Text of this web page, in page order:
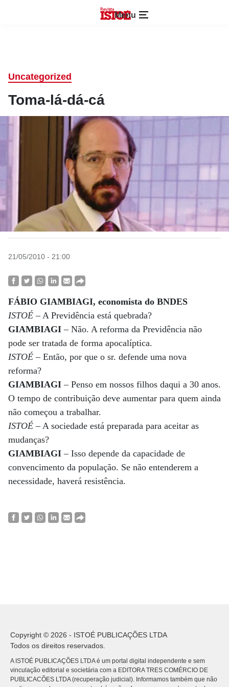
Menu
Uncategorized
Toma-lá-dá-cá
21/05/2010 - 21:00
FÁBIO GIAMBIAGI, economista do BNDES
ISTOÉ– A Previdência está quebrada?
GIAMBIAGI– Não. A reforma da Previdência não
pode ser tratada de forma apocalíptica.
ISTOÉ– Então, por que o sr. defende uma nova
reforma?
GIAMBIAGI– Penso em nossos filhos daqui a 30 anos.
O tempo de contribuição deve aumentar para quem ainda
não começou a trabalhar.
ISTOÉ– A sociedade está preparada para aceitar as
mudanças?
GIAMBIAGI– Isso depende da capacidade de
convencimento da população. Se não entenderem a
necessidade, haverá resistência.
Copyright © 2026 - ISTOÉ PUBLICAÇÕES LTDA
Todos os direitos reservados.
A ISTOÉ PUBLICAÇÕES LTDA é um portal digital independente e sem
vinculação editorial e societária com a EDITORA TRES COMÉRCIO DE
PUBLICACÕES LTDA (recuperação judicial). Informamos também que não